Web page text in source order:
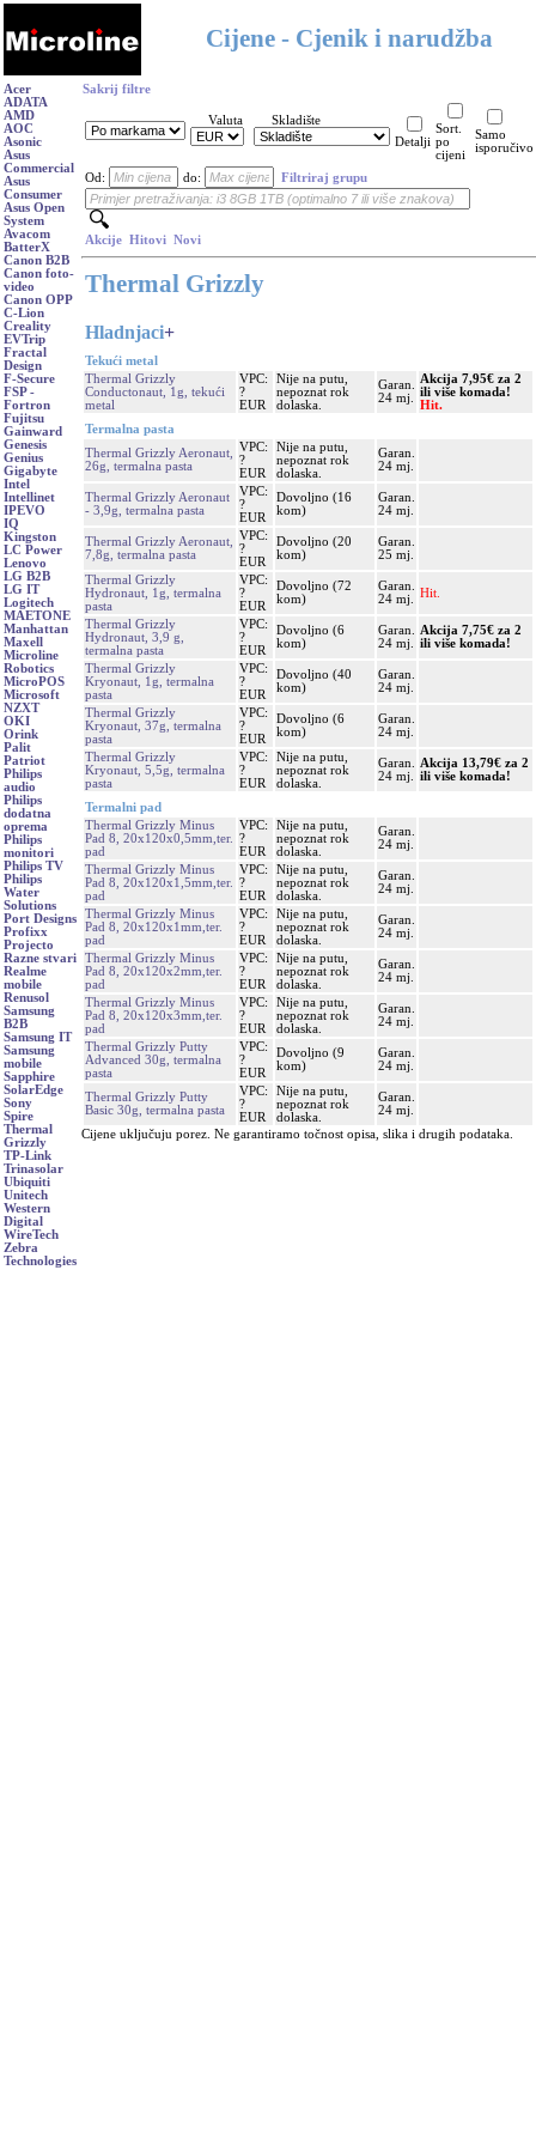
Cijene - Cjenik i narudžba
Acer
ADATA
AMD
AOC
Asonic
Asus
Commercial
Asus
Consumer
Asus Open
System
Avacom
BatterX
Canon B2B
Canon foto-
video
Canon OPP
C-Lion
Creality
EVTrip
Fractal
Design
F-Secure
FSP -
Fortron
Fujitsu
Gainward
Genesis
Genius
Gigabyte
Intel
Intellinet
IPEVO
IQ
Kingston
LC Power
Lenovo
LG B2B
LG IT
Logitech
MAETONE
Manhattan
Maxell
Microline
Robotics
MicroPOS
Microsoft
NZXT
OKI
Orink
Palit
Patriot
Philips
audio
Philips
dodatna
oprema
Philips
monitori
Philips TV
Philips
Water
Solutions
Port Designs
Profixx
Projecto
Razne stvari
Realme
mobile
Renusol
Samsung
B2B
Samsung IT
Samsung
mobile
Sapphire
SolarEdge
Sony
Spire
Thermal
Grizzly
TP-Link
Trinasolar
Ubiquiti
Unitech
Western
Digital
WireTech
Zebra
Technologies
Sakrij filtre
Valuta
Skladište
Detalji
Sort.
po
cijeni
Samo
isporučivo
Od: do: Filtriraj grupu
Akcije Hitovi Novi
Thermal Grizzly
Hladnjaci+
Tekući metal
Thermal Grizzly
Conductonaut, 1g, tekući
metal
VPC:
?
EUR
Nije na putu,
nepoznat rok
dolaska.
Garan.
24 mj.
Akcija 7,95€ za 2
ili više komada!
Hit.
Termalna pasta
Thermal Grizzly Aeronaut,
26g, termalna pasta
VPC:
?
EUR
Nije na putu,
nepoznat rok
dolaska.
Garan.
24 mj.
Thermal Grizzly Aeronaut
- 3,9g, termalna pasta
VPC:
?
EUR
Dovoljno (16
kom)
Garan.
24 mj.
Thermal Grizzly Aeronaut,
7,8g, termalna pasta
VPC:
?
EUR
Dovoljno (20
kom)
Garan.
25 mj.
Thermal Grizzly
Hydronaut, 1g, termalna
pasta
VPC:
?
EUR
Dovoljno (72
kom)
Garan.
24 mj.
Hit.
Thermal Grizzly
Hydronaut, 3,9 g,
termalna pasta
VPC:
?
EUR
Dovoljno (6
kom)
Garan.
24 mj.
Akcija 7,75€ za 2
ili više komada!
Thermal Grizzly
Kryonaut, 1g, termalna
pasta
VPC:
?
EUR
Dovoljno (40
kom)
Garan.
24 mj.
Thermal Grizzly
Kryonaut, 37g, termalna
pasta
VPC:
?
EUR
Dovoljno (6
kom)
Garan.
24 mj.
Thermal Grizzly
Kryonaut, 5,5g, termalna
pasta
VPC:
?
EUR
Nije na putu,
nepoznat rok
dolaska.
Garan.
24 mj.
Akcija 13,79€ za 2
ili više komada!
Termalni pad
Thermal Grizzly Minus
Pad 8, 20x120x0,5mm,ter.
pad
VPC:
?
EUR
Nije na putu,
nepoznat rok
dolaska.
Garan.
24 mj.
Thermal Grizzly Minus
Pad 8, 20x120x1,5mm,ter.
pad
VPC:
?
EUR
Nije na putu,
nepoznat rok
dolaska.
Garan.
24 mj.
Thermal Grizzly Minus
Pad 8, 20x120x1mm,ter.
pad
VPC:
?
EUR
Nije na putu,
nepoznat rok
dolaska.
Garan.
24 mj.
Thermal Grizzly Minus
Pad 8, 20x120x2mm,ter.
pad
VPC:
?
EUR
Nije na putu,
nepoznat rok
dolaska.
Garan.
24 mj.
Thermal Grizzly Minus
Pad 8, 20x120x3mm,ter.
pad
VPC:
?
EUR
Nije na putu,
nepoznat rok
dolaska.
Garan.
24 mj.
Thermal Grizzly Putty
Advanced 30g, termalna
pasta
VPC:
?
EUR
Dovoljno (9
kom)
Garan.
24 mj.
Thermal Grizzly Putty
Basic 30g, termalna pasta
VPC:
?
EUR
Nije na putu,
nepoznat rok
dolaska.
Garan.
24 mj.
Cijene uključuju porez. Ne garantiramo točnost opisa, slika i drugih podataka.